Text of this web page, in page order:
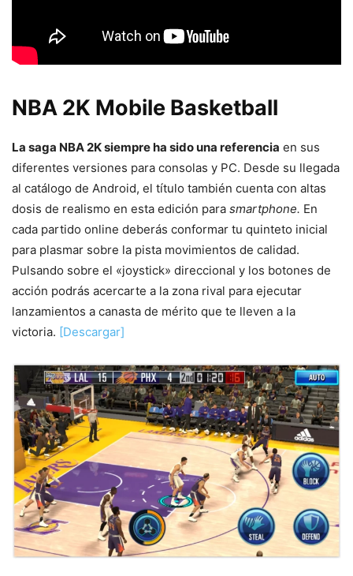
NBA 2K Mobile Basketball
La saga NBA 2K siempre ha sido una referencia en sus
diferentes versiones para consolas y PC. Desde su llegada
al catálogo de Android, el título también cuenta con altas
dosis de realismo en esta edición para smartphone. En
cada partido online deberás conformar tu quinteto inicial
para plasmar sobre la pista movimientos de calidad.
Pulsando sobre el «joystick» direccional y los botones de
acción podrás acercarte a la zona rival para ejecutar
lanzamientos a canasta de mérito que te lleven a la
victoria. [Descargar]